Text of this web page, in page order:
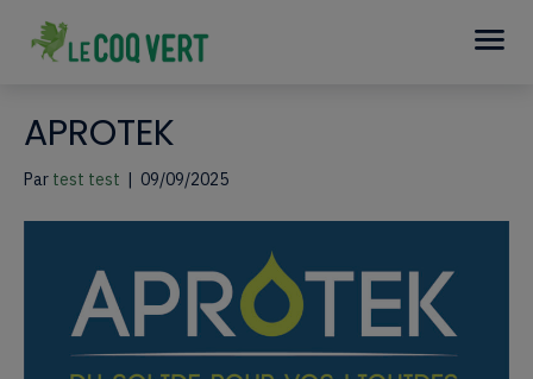
APROTEK
Par test test | 09/09/2025